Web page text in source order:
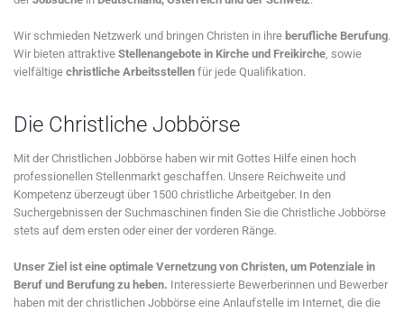
Wir schmieden Netzwerk und bringen Christen in ihre berufliche Berufung.
Wir bieten attraktive Stellenangebote in Kirche und Freikirche , sowie
vielfältige christliche Arbeitsstellen für jede Qualifikation.
Die Christliche Jobbörse
Mit der Christlichen Jobbörse haben wir mit Gottes Hilfe einen hoch
professionellen Stellenmarkt geschaffen. Unsere Reichweite und
Kompetenz überzeugt über 1500 christliche Arbeitgeber. In den
Suchergebnissen der Suchmaschinen finden Sie die Christliche Jobbörse
stets auf dem ersten oder einer der vorderen Ränge.
Unser Ziel ist eine optimale Vernetzung von Christen, um Potenziale in
Beruf und Berufung zu heben. Interessierte Bewerberinnen und Bewerber
haben mit der christlichen Jobbörse eine Anlaufstelle im Internet, die die